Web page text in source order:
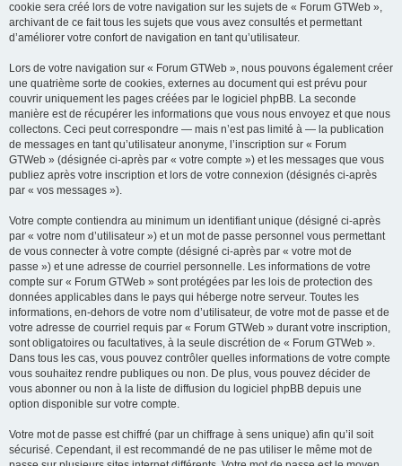
cookie sera créé lors de votre navigation sur les sujets de « Forum GTWeb »,
archivant de ce fait tous les sujets que vous avez consultés et permettant
d’améliorer votre confort de navigation en tant qu’utilisateur.
Lors de votre navigation sur « Forum GTWeb », nous pouvons également créer
une quatrième sorte de cookies, externes au document qui est prévu pour
couvrir uniquement les pages créées par le logiciel phpBB. La seconde
manière est de récupérer les informations que vous nous envoyez et que nous
collectons. Ceci peut correspondre — mais n’est pas limité à — la publication
de messages en tant qu’utilisateur anonyme, l’inscription sur « Forum
GTWeb » (désignée ci-après par « votre compte ») et les messages que vous
publiez après votre inscription et lors de votre connexion (désignés ci-après
par « vos messages »).
Votre compte contiendra au minimum un identifiant unique (désigné ci-après
par « votre nom d’utilisateur ») et un mot de passe personnel vous permettant
de vous connecter à votre compte (désigné ci-après par « votre mot de
passe ») et une adresse de courriel personnelle. Les informations de votre
compte sur « Forum GTWeb » sont protégées par les lois de protection des
données applicables dans le pays qui héberge notre serveur. Toutes les
informations, en-dehors de votre nom d’utilisateur, de votre mot de passe et de
votre adresse de courriel requis par « Forum GTWeb » durant votre inscription,
sont obligatoires ou facultatives, à la seule discrétion de « Forum GTWeb ».
Dans tous les cas, vous pouvez contrôler quelles informations de votre compte
vous souhaitez rendre publiques ou non. De plus, vous pouvez décider de
vous abonner ou non à la liste de diffusion du logiciel phpBB depuis une
option disponible sur votre compte.
Votre mot de passe est chiffré (par un chiffrage à sens unique) afin qu’il soit
sécurisé. Cependant, il est recommandé de ne pas utiliser le même mot de